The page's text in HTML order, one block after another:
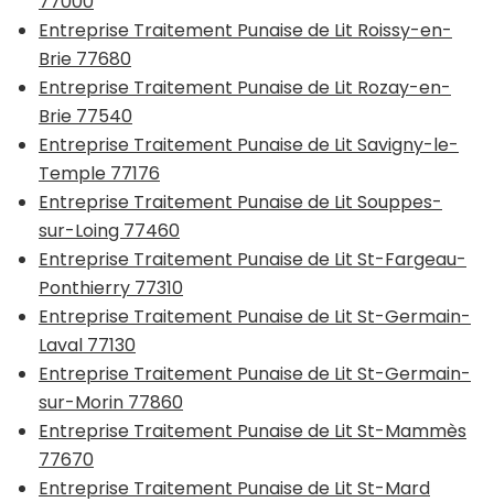
Entreprise Traitement Punaise de Lit Roissy-en-
Brie 77680
Entreprise Traitement Punaise de Lit Rozay-en-
Brie 77540
Entreprise Traitement Punaise de Lit Savigny-le-
Temple 77176
Entreprise Traitement Punaise de Lit Souppes-
sur-Loing 77460
Entreprise Traitement Punaise de Lit St-Fargeau-
Ponthierry 77310
Entreprise Traitement Punaise de Lit St-Germain-
Laval 77130
Entreprise Traitement Punaise de Lit St-Germain-
sur-Morin 77860
Entreprise Traitement Punaise de Lit St-Mammès
77670
Entreprise Traitement Punaise de Lit St-Mard